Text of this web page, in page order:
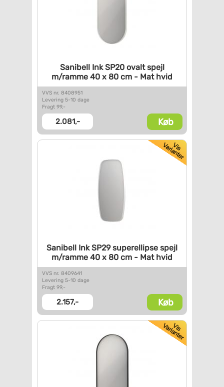
Sanibell Ink SP20 ovalt spejl
m/ramme 40 x 80 cm - Mat hvid
VVS nr. 8408951
Levering 5-10 dage
Fragt 99,-
2.081,- Køb
Sanibell Ink SP29 superellipse spejl
m/ramme 40 x 80 cm - Mathvid
VVS nr. 8409641
Levering 5-10 dage
Fragt 99,-
2.157,- Køb